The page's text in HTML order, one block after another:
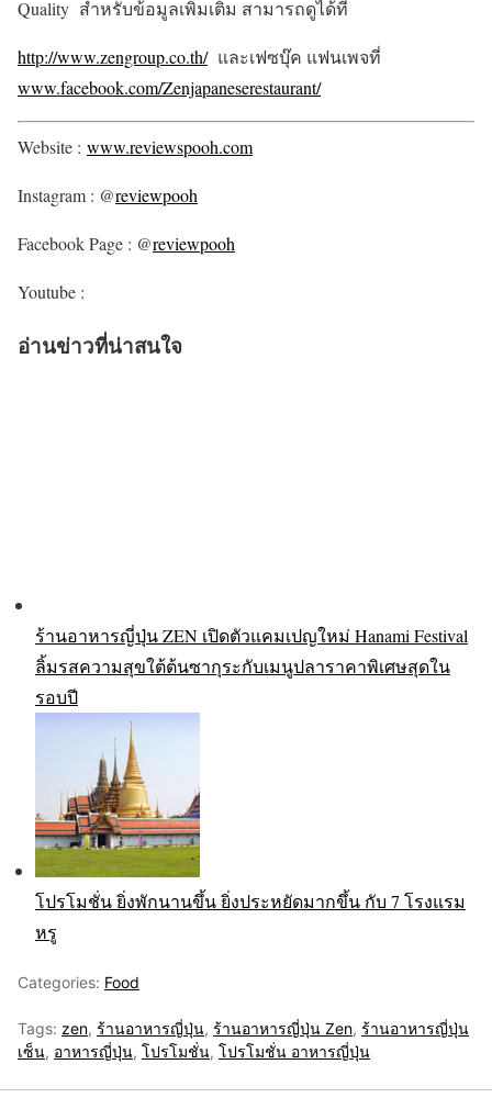
Quality สำหรับข้อมูลเพิ่มเติม สามารถดูได้ที่
http://www.zengroup.co.th/และเฟซบุ๊ค แฟนเพจที่
www.facebook.com/Zenjapaneserestaurant/
Website : www.reviewspooh.com
Instagram : @reviewpooh
Facebook Page : @reviewpooh
Youtube :
อ่านข่าวที่น่าสนใจ
ร้านอาหารญี่ปุ่น ZEN เปิดตัวแคมเปญใหม่ Hanami Festival
ลิ้มรสความสุขใต้ต้นซากุระกับเมนูปลาราคาพิเศษสุดใน
รอบปี
โปรโมชั่น ยิ่งพักนานขึ้น ยิ่งประหยัดมากขึ้น กับ 7 โรงแรม
หรู
Categories: Food
Tags: zen, ร้านอาหารญี่ปุ่น, ร้านอาหารญี่ปุ่น Zen, ร้านอาหารญี่ปุ่น
เซ็น, อาหารญี่ปุ่น, โปรโมชั่น, โปรโมชั่น อาหารญี่ปุ่น